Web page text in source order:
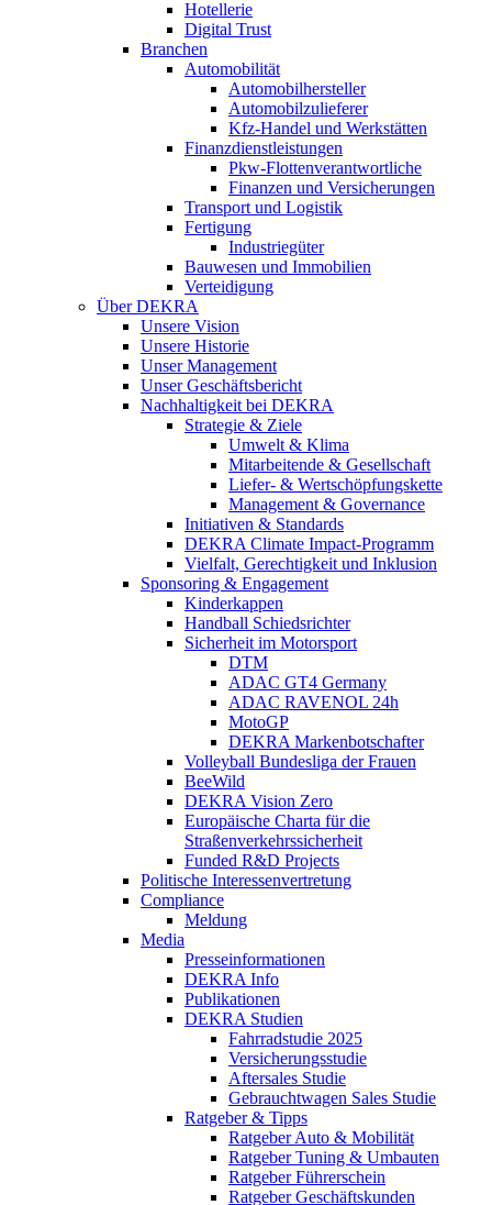
Hotellerie
Digital Trust
Branchen
Automobilität
Automobilhersteller
Automobilzulieferer
Kfz-Handel und Werkstätten
Finanzdienstleistungen
Pkw‑Flottenverantwortliche
Finanzen und Versicherungen
Transport und Logistik
Fertigung
Industriegüter
Bauwesen und Immobilien
Verteidigung
Über DEKRA
Unsere Vision
Unsere Historie
Unser Management
Unser Geschäftsbericht
Nachhaltigkeit bei DEKRA
Strategie & Ziele
Umwelt & Klima
Mitarbeitende & Gesellschaft
Liefer- & Wertschöpfungskette
Management & Governance
Initiativen & Standards
DEKRA Climate Impact-Programm
Vielfalt, Gerechtigkeit und Inklusion​
Sponsoring & Engagement
Kinderkappen
Handball Schiedsrichter
Sicherheit im Motorsport
DTM
ADAC GT4 Germany
ADAC RAVENOL 24h
MotoGP
DEKRA Markenbotschafter
Volleyball Bundesliga der Frauen
BeeWild
DEKRA Vision Zero
Europäische Charta für die
Straßenverkehrssicherheit
Funded R&D Projects
Politische Interessenvertretung
Compliance
Meldung
Media
Presseinformationen
DEKRA Info
Publikationen
DEKRA Studien
Fahrradstudie 2025
Versicherungsstudie
Aftersales Studie
Gebrauchtwagen Sales Studie
Ratgeber & Tipps
Ratgeber Auto & Mobilität
Ratgeber Tuning & Umbauten
Ratgeber Führerschein
Ratgeber Geschäftskunden